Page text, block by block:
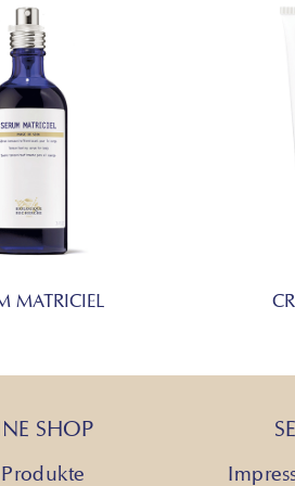
TOCOPHEROL, CAPRYLIC/CAPRIC
BALSAMIFERA BARK OIL, TRIETHYL
ACETATE, VANILLIN, ISOAMYL ACETATE,
Achtung: Die Listen der in den Produkten
Recherche verwendeten Inhaltsstoffe
aktualisiert. Bevor Sie ein Produkt von
lesen Sie bitte die Liste der
um sicherzustellen, dass die
Sie bitte nach.
MATRICIEL
SHOP